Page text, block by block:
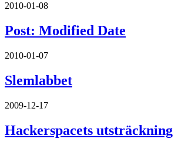
2010-01-08
Post: Modified Date
2010-01-07
Slemlabbet
2009-12-17
Hackerspacets utsträckning